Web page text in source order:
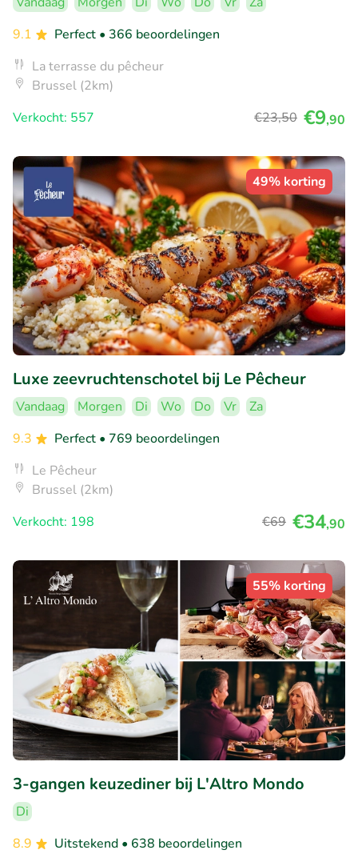
9.1
Perfect • 366 beoordelingen
La terrasse du pêcheur
Brussel (2km)
Verkocht: 557
€23,50 €9,90
49% korting
Luxe zeevruchtenschotel bij Le Pêcheur
Vandaag Morgen Di Wo Do Vr
Za
9.3
Perfect • 769 beoordelingen
Le Pêcheur
Brussel (2km)
Verkocht: 198
€69 €34,90
55% korting
3-gangen keuzediner bij L'Altro Mondo
Di
8.9
Uitstekend • 638 beoordelingen